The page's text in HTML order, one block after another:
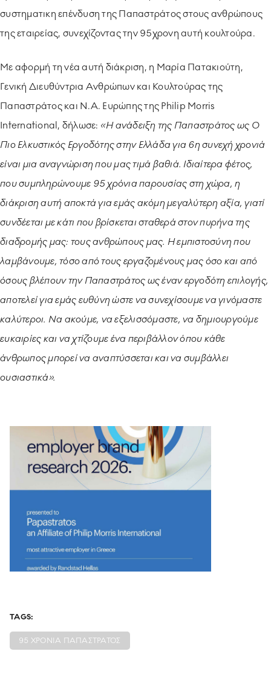
συστηματικη επένδυση της Παπαστράτος στους ανθρώπους
της εταιρείας, συνεχίζοντας την 95χρονη αυτή κουλτούρα.
Με αφορμή τη νέα αυτή διάκριση, η Μαρία Πατακιούτη,
Γενική Διευθύντρια Ανθρώπων και Κουλτούρας της
Παπαστράτος και Ν.Α. Ευρώπης της Philip Morris
International, δήλωσε: «Η ανάδειξη της Παπαστράτος ως Ο
Πιο Ελκυστικός Εργοδότης στην Ελλάδα για 6η συνεχή χρονιά
είναι μια αναγνώριση που μας τιμά βαθιά. Ιδιαίτερα φέτος,
που συμπληρώνουμε 95 χρόνια παρουσίας στη χώρα, η
διάκριση αυτή αποκτά για εμάς ακόμη μεγαλύτερη αξία, γιατί
συνδέεται με κάτι που βρίσκεται σταθερά στον πυρήνα της
διαδρομής μας: τους ανθρώπους μας. Η εμπιστοσύνη που
λαμβάνουμε, τόσο από τους εργαζομένους μας όσο και από
όσους βλέπουν την Παπαστράτος ως έναν εργοδότη επιλογής,
αποτελεί για εμάς ευθύνη ώστε να συνεχίσουμε να γινόμαστε
καλύτεροι. Να ακούμε, να εξελισσόμαστε, να δημιουργούμε
ευκαιρίες και να χτίζουμε ένα περιβάλλον όπου κάθε
άνθρωπος μπορεί να αναπτύσσεται και να συμβάλλει
ουσιαστικά».
TAGS:
95 ΧΡΟΝΙΑ ΠΑΠΑΣΤΡΑΤΟΣ